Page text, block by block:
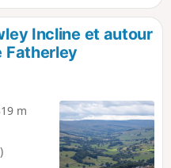
et
de
Incline et autour
Fatherley
m